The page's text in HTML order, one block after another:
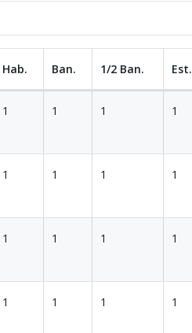
Hab. Ban. 1/2 Ban. Est.
1 1 1 1
1 1 1 1
1 1 1 1
1 1 1 1